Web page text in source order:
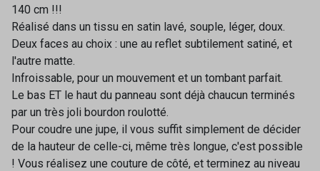
140 cm !!!
Réalisé dans un tissu en satin lavé, souple, léger, doux.
Deux faces au choix : une au reflet subtilement satiné, et
l'autre matte.
Infroissable, pour un mouvement et un tombant parfait.
Le bas ET le haut du panneau sont déjà chaucun terminés
par un très joli bourdon roulotté.
Pour coudre une jupe, il vous suffit simplement de décider
de la hauteur de celle-ci, même très longue, c'est possible
! Vous réalisez une couture de côté, et terminez au niveau